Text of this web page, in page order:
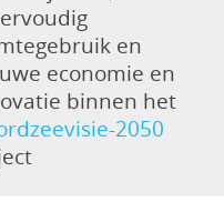
en
economie en
binnen het
2050